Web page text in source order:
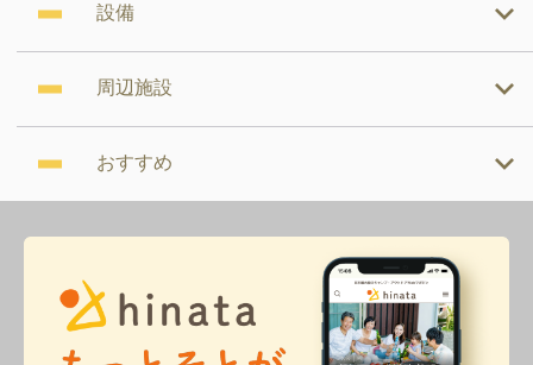
設備
周辺施設
おすすめ